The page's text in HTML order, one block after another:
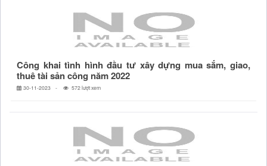
Công khai tình hình đầu tư xây dựng mua sắm, giao,
thuê tài sản công năm 2022
30-11-2023 572 lượt xem